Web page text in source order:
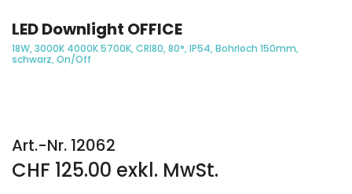
LED Downlight OFFICE
18W, 3000K 4000K 5700K, CRI80, 80°, IP54, Bohrloch 150mm,
schwarz, On/Off
Art.-Nr. 12062
CHF 125.00 exkl. MwSt.